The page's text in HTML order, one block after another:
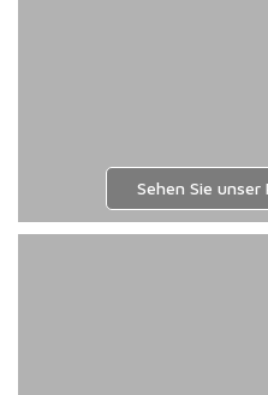
Sehen Sie